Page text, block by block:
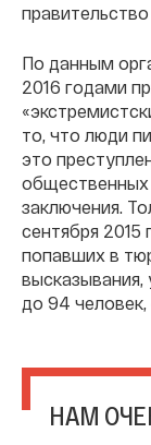
По данным
2016 годами
то, что люди
это
общественных
заключения.
сентября 2015
попавших в
высказывания,
до 94
НАМ